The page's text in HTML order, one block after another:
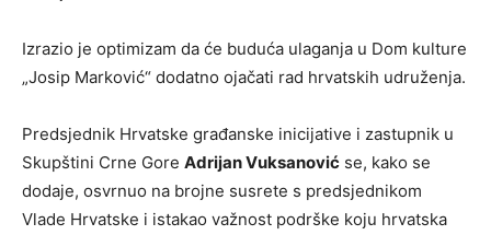
Izrazio je optimizam da će buduća ulaganja u Dom kulture
„Josip Marković“ dodatno ojačati rad hrvatskih udruženja.
Predsjednik Hrvatske građanske inicijative i zastupnik u
Skupštini Crne Gore Adrijan Vuksanović se, kako se
dodaje, osvrnuo na brojne susrete s predsjednikom
Vlade Hrvatske i istakao važnost podrške koju hrvatska